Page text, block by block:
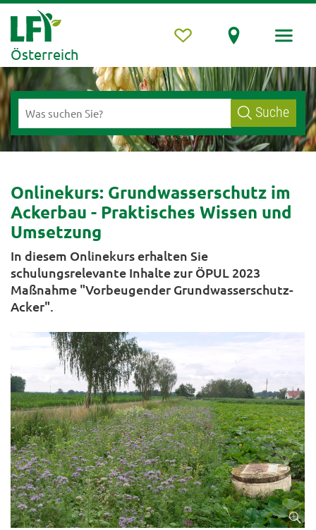
Österreich
Suche
Onlinekurs: Grundwasserschutz im
Ackerbau - Praktisches Wissen und
Umsetzung
In diesem Onlinekurs erhalten Sie
schulungsrelevante Inhalte zur ÖPUL 2023
Maßnahme "Vorbeugender Grundwasserschutz-
Acker".